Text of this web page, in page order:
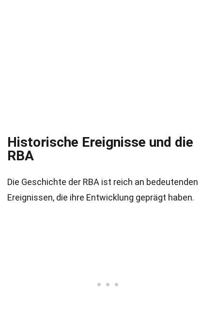
Historische Ereignisse und die
RBA
Die Geschichte der RBA ist reich an bedeutenden
Ereignissen, die ihre Entwicklung geprägt haben.